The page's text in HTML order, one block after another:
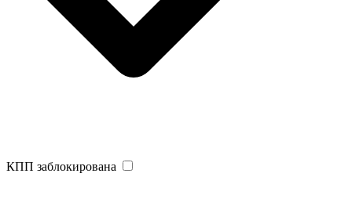
КПП заблокирована